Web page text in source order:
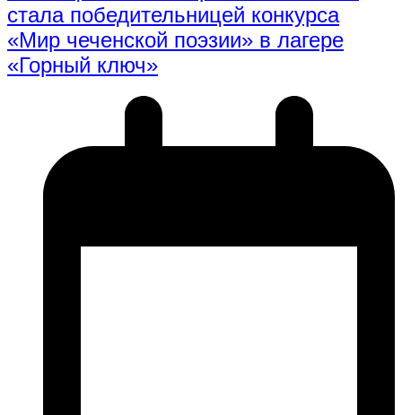
стала победительницей конкурса
«Мир чеченской поэзии» в лагере
«Горный ключ»